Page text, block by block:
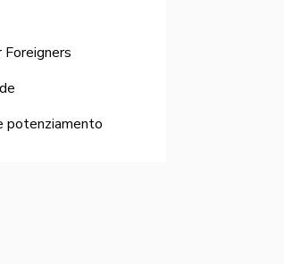
Foreigners
potenziamento